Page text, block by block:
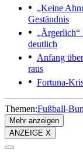
„Keine
Geständnis
„Ärgerlich“
deutlich
Anfang
raus
Fortuna-
Themen:Fußball-
Mehr anzeigen
ANZEIGE X